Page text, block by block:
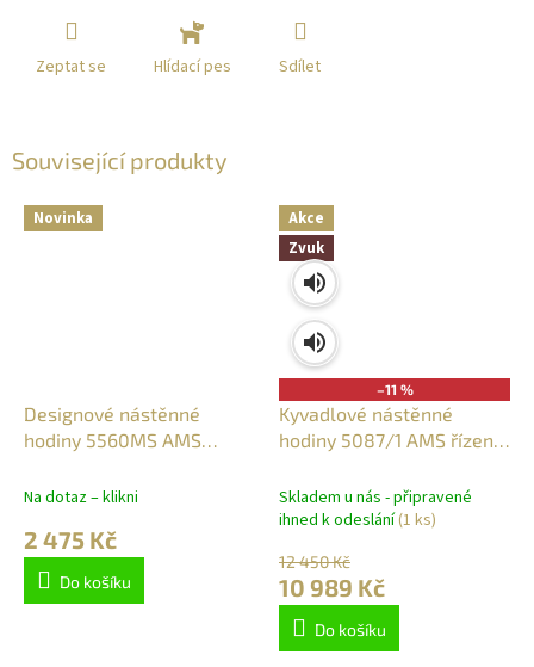
Zeptat se Hlídací pes Sdílet
Související produkty
Novinka
Designové nástěnné
hodiny 5560MS AMS
35cm
Na dotaz – klikni
2 475 Kč
Do košíku
Akce
Zvuk
–11 %
Kyvadlové nástěnné
hodiny 5087/1 AMS řízené
ořechové
Skladem u nás - připravené
ihned k odeslání(1 ks)
12 450 Kč
10 989 Kč
Do košíku